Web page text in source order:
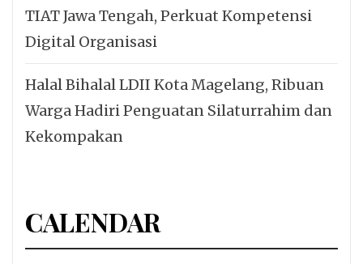
TIAT Jawa Tengah, Perkuat Kompetensi
Digital Organisasi
Halal Bihalal LDII Kota Magelang, Ribuan
Warga Hadiri Penguatan Silaturrahim dan
Kekompakan
CALENDAR